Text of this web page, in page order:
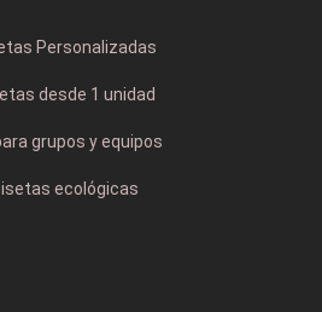
Personalizadas
desde 1 unidad
grupos y equipos
ecológicas